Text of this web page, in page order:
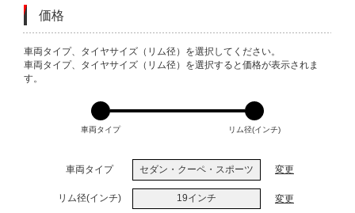
価格
VARIATIONS
車両タイプ、タイヤサイズ（リム径）を選択してください。
車両タイプ、タイヤサイズ（リム径）を選択すると価格が表示されま
す。
車両タイプ リム径(インチ)
車両タイプ セダン・クーペ・スポーツ 変更
リム径(インチ) 19インチ 変更